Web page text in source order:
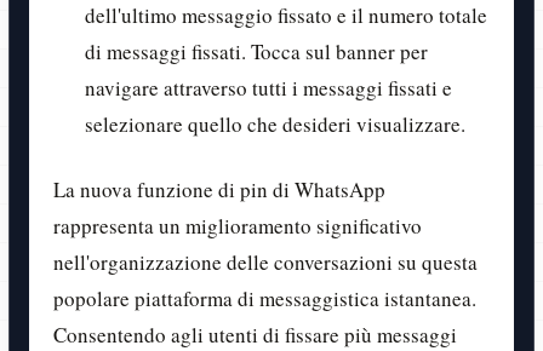
dell'ultimo messaggio fissato e il numero totale
di messaggi fissati. Tocca sul banner per
navigare attraverso tutti i messaggi fissati e
selezionare quello che desideri visualizzare.
La nuova funzione di pin di WhatsApp
rappresenta un miglioramento significativo
nell'organizzazione delle conversazioni su questa
popolare piattaforma di messaggistica istantanea.
Consentendo agli utenti di fissare più messaggi